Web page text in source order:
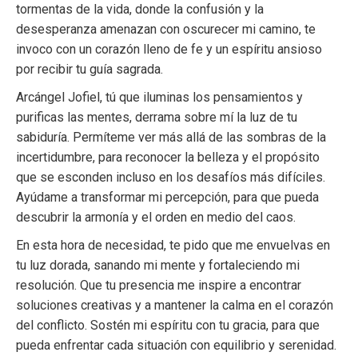
tormentas de la vida, donde la confusión y la
desesperanza amenazan con oscurecer mi camino, te
invoco con un corazón lleno de fe y un espíritu ansioso
por recibir tu guía sagrada.
Arcángel Jofiel, tú que iluminas los pensamientos y
purificas las mentes, derrama sobre mí la luz de tu
sabiduría. Permíteme ver más allá de las sombras de la
incertidumbre, para reconocer la belleza y el propósito
que se esconden incluso en los desafíos más difíciles.
Ayúdame a transformar mi percepción, para que pueda
descubrir la armonía y el orden en medio del caos.
En esta hora de necesidad, te pido que me envuelvas en
tu luz dorada, sanando mi mente y fortaleciendo mi
resolución. Que tu presencia me inspire a encontrar
soluciones creativas y a mantener la calma en el corazón
del conflicto. Sostén mi espíritu con tu gracia, para que
pueda enfrentar cada situación con equilibrio y serenidad.